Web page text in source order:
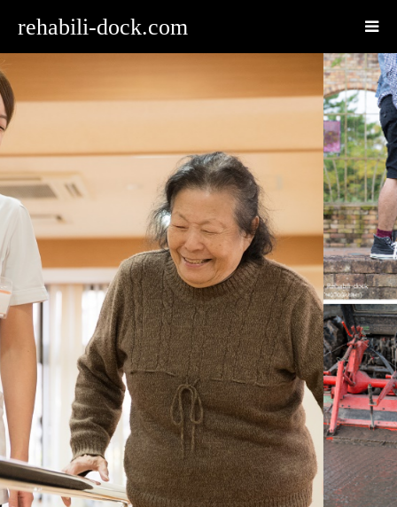
rehabili-dock.com
あなたと療法士との相性は、
リハビリイメージカード(ReiCard)が
教えてくれます。